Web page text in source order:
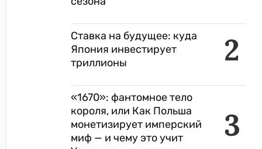
2
Ставка на будущее: куда
Япония инвестирует
триллионы
3
«1670»: фантомное тело
короля, или Как Польша
монетизирует имперский
миф — и чему это учит